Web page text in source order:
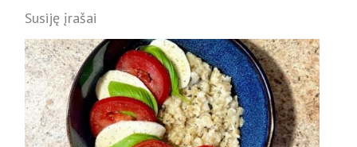
Susiję įrašai